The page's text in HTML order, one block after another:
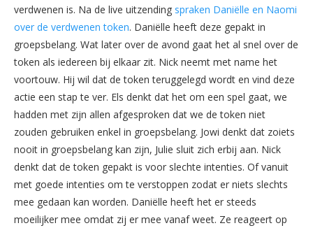
verdwenen is. Na de live uitzending spraken Daniëlle en Naomi
over de verdwenen token. Daniëlle heeft deze gepakt in
groepsbelang. Wat later over de avond gaat het al snel over de
token als iedereen bij elkaar zit. Nick neemt met name het
voortouw. Hij wil dat de token teruggelegd wordt en vind deze
actie een stap te ver. Els denkt dat het om een spel gaat, we
hadden met zijn allen afgesproken dat we de token niet
zouden gebruiken enkel in groepsbelang. Jowi denkt dat zoiets
nooit in groepsbelang kan zijn, Julie sluit zich erbij aan. Nick
denkt dat de token gepakt is voor slechte intenties. Of vanuit
met goede intenties om te verstoppen zodat er niets slechts
mee gedaan kan worden. Daniëlle heeft het er steeds
moeilijker mee omdat zij er mee vanaf weet. Ze reageert op